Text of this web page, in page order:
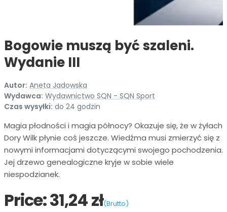
Bogowie muszą być szaleni.
Wydanie III
Autor: Aneta Jadowska
Wydawca: Wydawnictwo SQN - SQN Sport
Czas wysyłki: do 24 godzin
Magia płodności i magia północy? Okazuje się, że w żyłach
Dory Wilk płynie coś jeszcze. Wiedźma musi zmierzyć się z
nowymi informacjami dotyczącymi swojego pochodzenia.
Jej drzewo genealogiczne kryje w sobie wiele
niespodzianek.
Price:31,24 zł(Brutto)